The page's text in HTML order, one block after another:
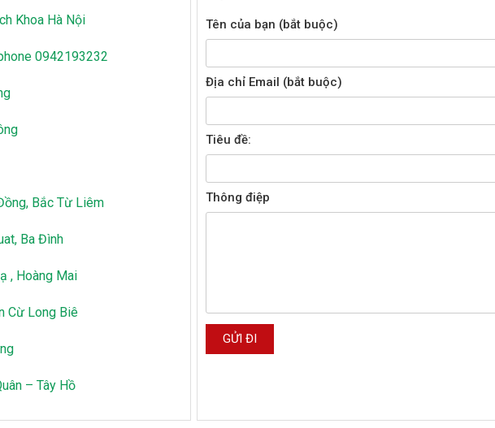
Khoa Hà Nội
0942193232
Bắc Từ Liêm
Ba Đình
, Hoàng Mai
Cừ Long Biê
– Tây Hồ
Tên của bạn (bắt buộc)
Địa chỉ Email (bắt buộc)
Tiêu đề:
Thông điệp